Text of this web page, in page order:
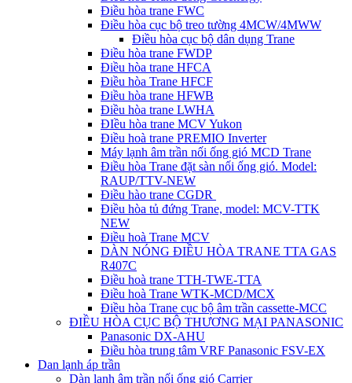
Điều hòa trane FWC
Điều hòa cục bộ treo tường 4MCW/4MWW
Điều hòa cục bộ dân dụng Trane
Điều hòa trane FWDP
Điều hòa trane HFCA
Điều hòa Trane HFCF
Điều hòa trane HFWB
Điều hòa trane LWHA
ĐIều hòa trane MCV Yukon
Điều hoà trane PREMIO Inverter
Máy lạnh âm trần nối ống gió MCD Trane
Điều hòa Trane đặt sàn nối ống gió. Model:
RAUP/TTV-NEW
Điều hào trane CGDR
Điều hòa tủ đứng Trane, model: MCV-TTK
NEW
Điều hoà Trane MCV
DÀN NÓNG ĐIỀU HÒA TRANE TTA GAS
R407C
Điều hoà trane TTH-TWE-TTA
Điều hoà Trane WTK-MCD/MCX
Điều hòa Trane cục bộ âm trần cassette-MCC
ĐIỀU HÒA CỤC BỘ THƯƠNG MẠI PANASONIC
Panasonic DX-AHU
Điều hòa trung tâm VRF Panasonic FSV-EX
Dan lạnh áp trần
Dàn lạnh âm trần nối ống gió Carrier